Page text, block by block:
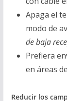
Apaga el
modo de
de baja
Prefiera
en áreas
Reducir los